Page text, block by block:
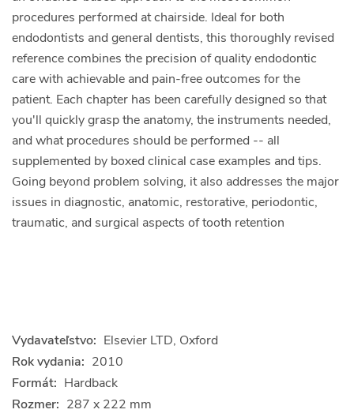
procedures performed at chairside. Ideal for both
endodontists and general dentists, this thoroughly revised
reference combines the precision of quality endodontic
care with achievable and pain-free outcomes for the
patient. Each chapter has been carefully designed so that
you'll quickly grasp the anatomy, the instruments needed,
and what procedures should be performed -- all
supplemented by boxed clinical case examples and tips.
Going beyond problem solving, it also addresses the major
issues in diagnostic, anatomic, restorative, periodontic,
traumatic, and surgical aspects of tooth retention
Vydavateľstvo: Elsevier LTD, Oxford
Rok vydania: 2010
Formát: Hardback
Rozmer: 287 x 222 mm